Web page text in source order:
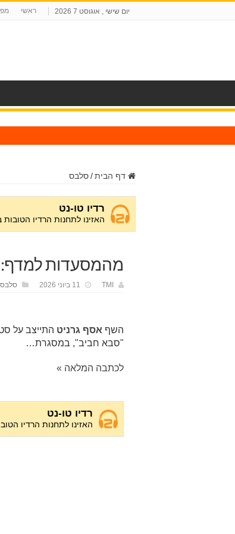
יום שישי , אוגוסט 7 2026 ראשי
דף הבית/סלבס
מהמסעדות למדף:
TMI 11 ביוני 2026 סלבס
השף אסף גרניט התייצב על
"סבא חביב", במסגרת…
לכתבה המלאה »